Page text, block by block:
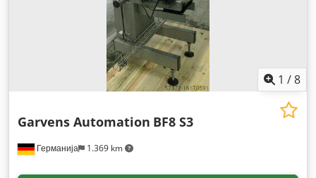
1 /8
Германија 1.369 km
Garvens Automation BF8 S3